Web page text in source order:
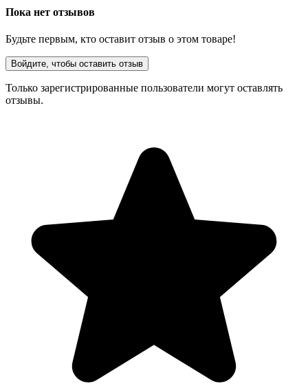
Пока нет отзывов
Будьте первым, кто оставит отзыв о этом товаре!
Войдите, чтобы оставить отзыв
Только зарегистрированные пользователи могут оставлять
отзывы.